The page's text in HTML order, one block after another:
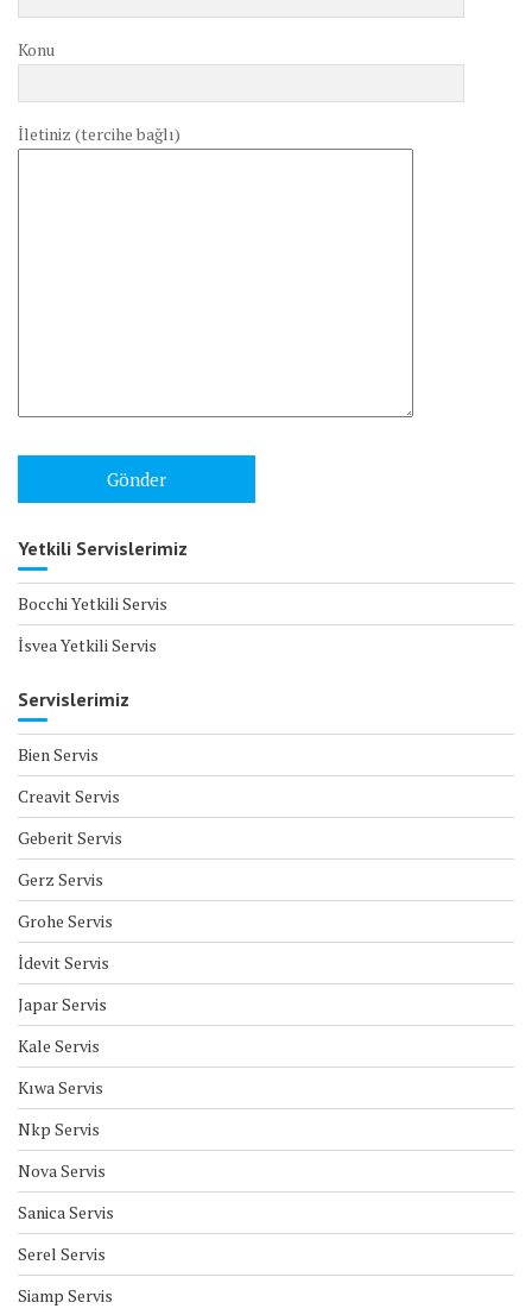
Konu
İletiniz (tercihe bağlı)
Yetkili Servislerimiz
Bocchi Yetkili Servis
İsvea Yetkili Servis
Servislerimiz
Bien Servis
Creavit Servis
Geberit Servis
Gerz Servis
Grohe Servis
İdevit Servis
Japar Servis
Kale Servis
Kıwa Servis
Nkp Servis
Nova Servis
Sanica Servis
Serel Servis
Siamp Servis